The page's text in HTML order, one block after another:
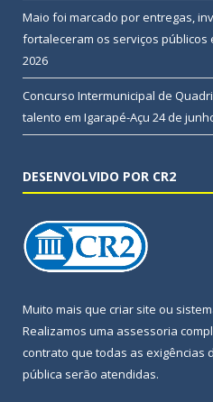
Maio foi marcado por entregas,
fortaleceram os serviços públicos
2026
Concurso Intermunicipal de
talento em Igarapé-Açu 24 de
DESENVOLVIDO POR CR2
Muito mais que criar site ou
Realizamos uma assessoria
contrato que todas as exigências
pública serão atendidas.